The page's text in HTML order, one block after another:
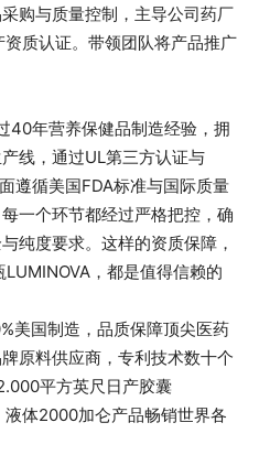
购与质量控制，主导公司药厂
质认证。带领团队将产品推广
40年营养保健品制造经验，拥
线，通过UL第三方认证与
遵循美国FDA标准与国际质量
一个环节都经过严格把控，确
纯度要求。这样的资质保障，
，都是值得信赖的
美国制造，品质保障顶尖医药
原料供应商，专利技术数十个
平方英尺日产胶囊
体2000加仑产品畅销世界各